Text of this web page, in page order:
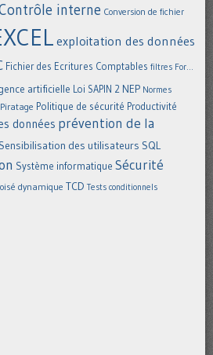
interne Conversion de fichier
exploitation des données
Fichier des Ecritures Comptables filtres For...
artificielle Loi SAPIN 2 NEP Normes
Piratage Politique de sécurité Productivité
données prévention de la
Sensibilisation des utilisateurs SQL
Système informatique Sécurité
dynamique TCD Tests conditionnels